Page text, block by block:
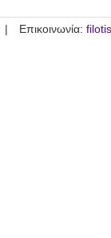
Επικοινωνία: